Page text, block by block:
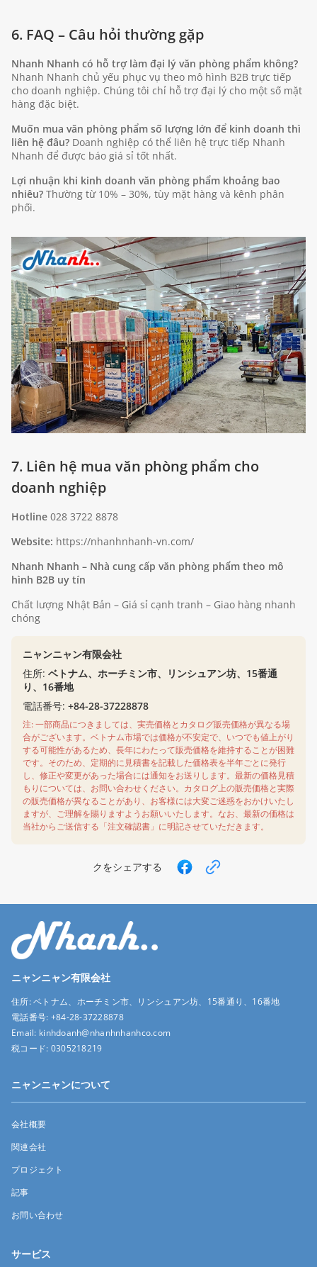
6. FAQ – Câu hỏi thường gặp
Nhanh Nhanh có hỗ trợ làm đại lý văn phòng phẩm không?
Nhanh Nhanh chủ yếu phục vụ theo mô hình B2B trực tiếp
cho doanh nghiệp. Chúng tôi chỉ hỗ trợ đại lý cho một số mặt
hàng đặc biệt.
Muốn mua văn phòng phẩm số lượng lớn để kinh doanh thì
liên hệ đâu? Doanh nghiệp có thể liên hệ trực tiếp Nhanh
Nhanh để được báo giá sỉ tốt nhất.
Lợi nhuận khi kinh doanh văn phòng phẩm khoảng bao
nhiêu? Thường từ 10% – 30%, tùy mặt hàng và kênh phân
phối.
7. Liên hệ mua văn phòng phẩm cho
doanh nghiệp
Hotline 028 3722 8878
Website: https://nhanhnhanh-vn.com/
Nhanh Nhanh – Nhà cung cấp văn phòng phẩm theo mô
hình B2B uy tín
Chất lượng Nhật Bản – Giá sỉ cạnh tranh – Giao hàng nhanh
chóng
ニャンニャン有限会社
住所: ベトナム、ホーチミン市、リンシュアン坊、15番通
り、16番地
電話番号: +84-28-37228878
注: 一部商品につきましては、実売価格とカタログ販売価格が異なる場
合がございます。ベトナム市場では価格が不安定で、いつでも値上がり
する可能性があるため、長年にわたって販売価格を維持することが困難
です。そのため、定期的に見積書を記載した価格表を半年ごとに発行
し、修正や変更があった場合には通知をお送りします。最新の価格見積
もりについては、お問い合わせください。カタログ上の販売価格と実際
の販売価格が異なることがあり、お客様には大変ご迷惑をおかけいたし
ますが、ご理解を賜りますようお願いいたします。なお、最新の価格は
当社からご送信する「注文確認書」に明記させていただきます。
クをシェアする
ニャンニャン有限会社
住所:ベトナム、ホーチミン市、リンシュアン坊、15番通り、16番地
電話番号: +84-28-37228878
Email: kinhdoanh@nhanhnhanhco.com
税コード: 0305218219
ニャンニャンについて
会社概要
関連会社
プロジェクト
記事
お問い合わせ
サービス